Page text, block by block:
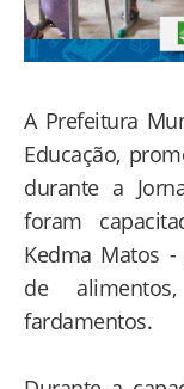
A Prefeitura
Educação,
durante a
foram
Kedma Matos
de
fardamentos.